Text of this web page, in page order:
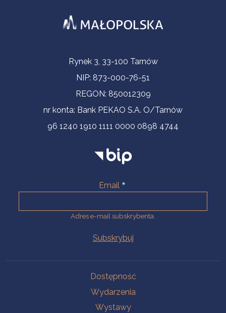
Informacje kontaktoweRynek 3, 33-100 Tarnów
NIP: 873-000-76-51
REGON: 850012309
nr konta: Bank PEKAO S.A. O/Tarnów
96 1240 1910 1111 0000 0898 4744
Email
Adres e-mail subskrybenta.
Dostępność
Wydarzenia
Wystawy